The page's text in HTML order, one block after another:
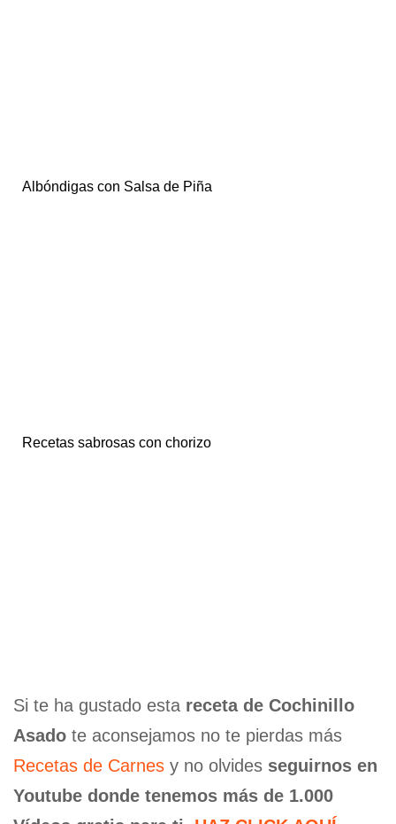
Albóndigas con Salsa de Piña
Recetas sabrosas con chorizo
Si te ha gustado esta receta de Cochinillo
Asado te aconsejamos no te pierdas más
Recetas de Carnes y no olvides seguirnos en
Youtube donde tenemos más de 1.000